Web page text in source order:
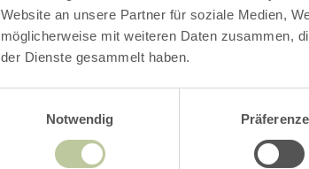
Website an unsere Partner für soziale Medien,
möglicherweise mit weiteren Daten zusammen,
der Dienste gesammelt haben.
Notwendig
Öffnungszeiten
Merkmale /